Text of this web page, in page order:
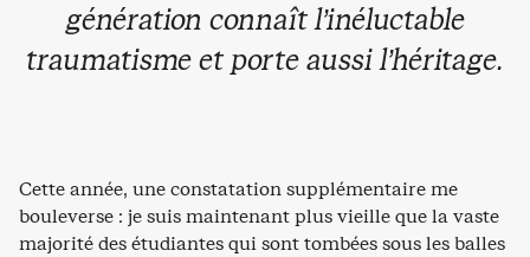
génération connaît l’inéluctable
traumatisme et porte aussi l’héritage.
Cette année, une constatation supplémentaire me
bouleverse : je suis maintenant plus vieille que la vaste
majorité des étudiantes qui sont tombées sous les balles